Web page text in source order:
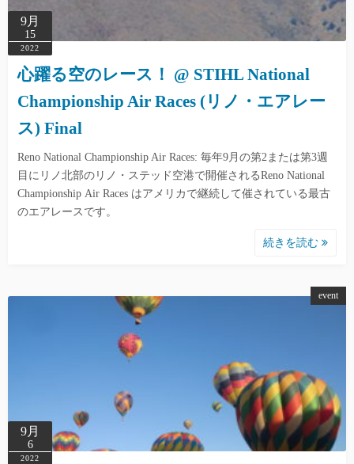
9月
15
2022
心躍る空のレース！ @ STIHL National
Championship Air Races (リノ・エアレー
ス) Final
Reno National Championship Air Races: 毎年9月の第2または第3週
目にリノ北部のリノ・ステッド空港で開催されるReno National
Championship Air Races はアメリカで継続して催されている最古
のエアレースです。
続きを読む
event
9月
6
2022